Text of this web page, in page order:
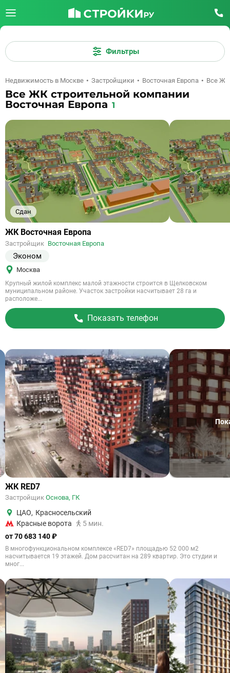
Фильтры
Недвижимость в Москве Застройщики Восточная Европа Все ЖК
Все ЖК строительной компании
Восточная Европа 1
Сдан
Ссылка
объект
ЖК Восточная Европа
Застройщик Восточная Европа
Эконом
Москва
Крупный жилой комплекс малой этажности строится в Щелковском
муниципальном районе. Участок застройки насчитывает 28 га и
расположе...
Показать телефон
ЖК RED7
Застройщик Основа, ГК
ЦАО, Красносельский
Красные ворота
5 мин.
от 70 683 140 ₽
В многофункциональном комплексе «RED7» площадью 52 000 м2
насчитывается 19 этажей. Дом рассчитан на 289 квартир. Это студии и
мног...